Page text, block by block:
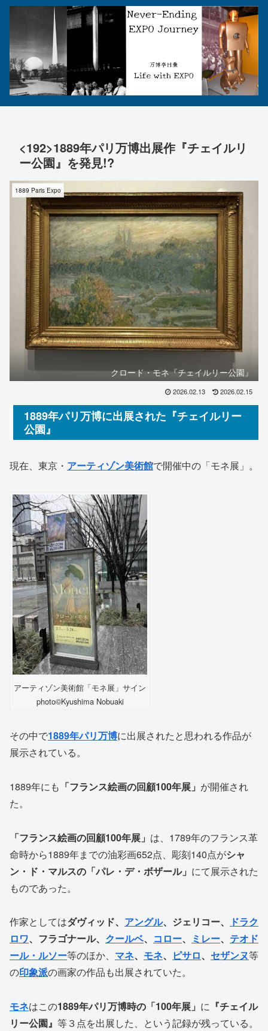
<192>1889年パリ万博出展作『チェイルリ
ー公園』を発見!?
1889 Paris Expo
クロード・モネ『チェイルリー公園』
2026.02.13 2026.02.15
1889年パリ万博に出展された『チェイルリー
公園』
現在、東京・ アーティゾン美術館で開催中の「モネ展」。
アーティゾン美術館「モネ展」サイン
photo©️Kyushima Nobuaki
その中で1889年パリ万博に出展されたと思われる作品が
展示されている。
1889年にも 「フランス絵画の回顧100年展」 が開催され
た。
「フランス絵画の回顧100年展」 は、1789年のフランス革
命時から1889年までの油彩画652点、彫刻140点がシャ
ン・ド・マルスの「パレ・デ・ボザール」 にて展示された
ものであった。
作家としてはダヴィッド、 アングル、ジェリコー、
ドラク
ロワ、フラゴナール、 クールベ、 コロー、 ミレー、 テオド
ール・ルソー等のほか、 マネ、 モネ、 ピサロ、 セザンヌ等
の印象派の画家の作品も出展されていた。
モネはこの1889年パリ万博時の「100年展」 に 『チェイル
リー公園』 等３点を出展した、という記録が残っている。